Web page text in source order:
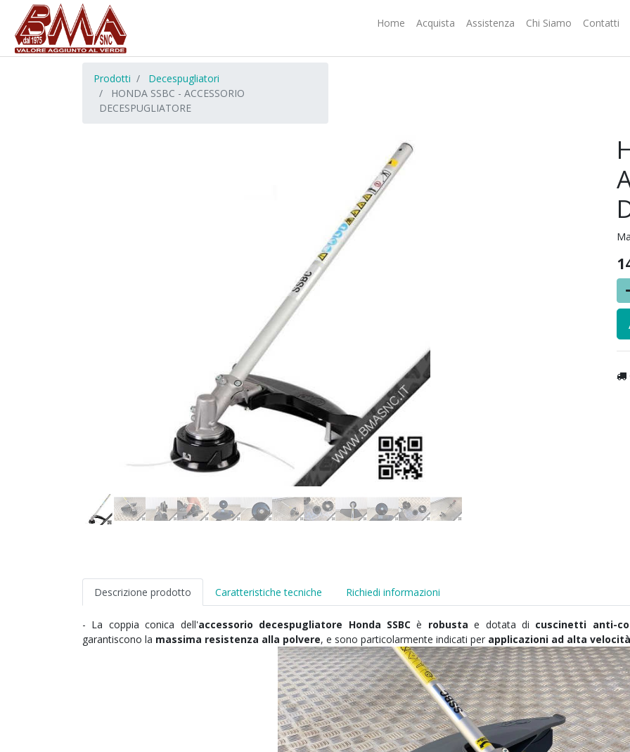
Home Acquista Assistenza Chi Siamo Contatti
Prodotti
Decespugliatori
HONDA SSBC - ACCESSORIO
DECESPUGLIATORE
Descrizione prodotto Caratteristiche tecniche Richiedi informazioni
- La coppia conica dell'accessorio decespugliatore Honda SSBCè robusta e dotata di cuscinetti anti-
garantiscono la massima resistenza alla polvere, e sono particolarmente indicati per applicazioni ad alta velocità